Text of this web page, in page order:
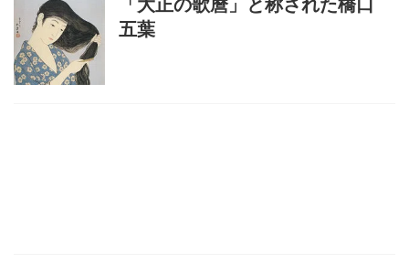
「大正の歌麿」と称された橋口
五葉